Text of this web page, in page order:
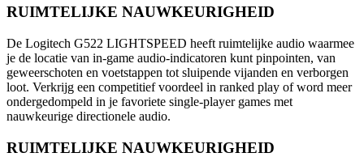
RUIMTELIJKE NAUWKEURIGHEID
De Logitech G522 LIGHTSPEED heeft ruimtelijke audio waarmee
je de locatie van in-game audio-indicatoren kunt pinpointen, van
geweerschoten en voetstappen tot sluipende vijanden en verborgen
loot. Verkrijg een competitief voordeel in ranked play of word meer
ondergedompeld in je favoriete single-player games met
nauwkeurige directionele audio.
RUIMTELIJKE NAUWKEURIGHEID